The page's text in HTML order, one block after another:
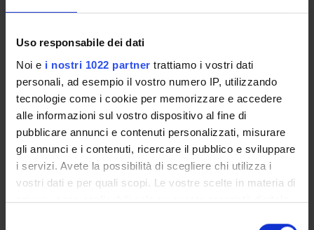
Uso responsabile dei dati
Noi e i nostri 1022 partner trattiamo i vostri dati
personali, ad esempio il vostro numero IP, utilizzando
tecnologie come i cookie per memorizzare e accedere
alle informazioni sul vostro dispositivo al fine di
pubblicare annunci e contenuti personalizzati, misurare
gli annunci e i contenuti, ricercare il pubblico e sviluppare
i servizi. Avete la possibilità di scegliere chi utilizza i
vostri dati e per quali scopi. Le vostre scelte in materia di
privacy sono applicabili solo su questa proprietà digitale
Rete formativa
International Students
SEMESTRE FILTRO